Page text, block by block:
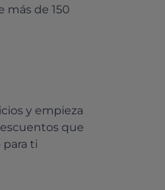
más de 150
y empieza
que
ti